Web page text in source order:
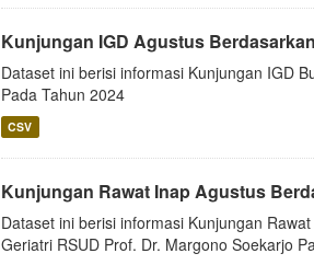
Kunjungan IGD Agustus
Dataset ini berisi informasi Kunjungan IGD
Pada Tahun 2024
CSV
Kunjungan Rawat Inap Agustus
Dataset ini berisi informasi Kunjungan
Geriatri RSUD Prof. Dr. Margono Soekarjo